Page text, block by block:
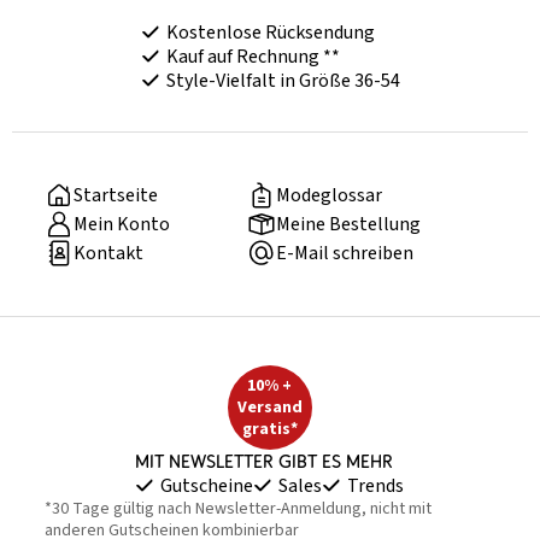
Kostenlose Rücksendung
Kauf auf Rechnung **
Style-Vielfalt in Größe 36-54
Startseite
Modeglossar
Mein Konto
Meine Bestellung
Kontakt
E-Mail schreiben
10% +
Versand
gratis*
Mit Newsletter gibt es mehr
Gutscheine Sales Trends
*30 Tage gültig nach Newsletter-Anmeldung, nicht mit
anderen Gutscheinen kombinierbar